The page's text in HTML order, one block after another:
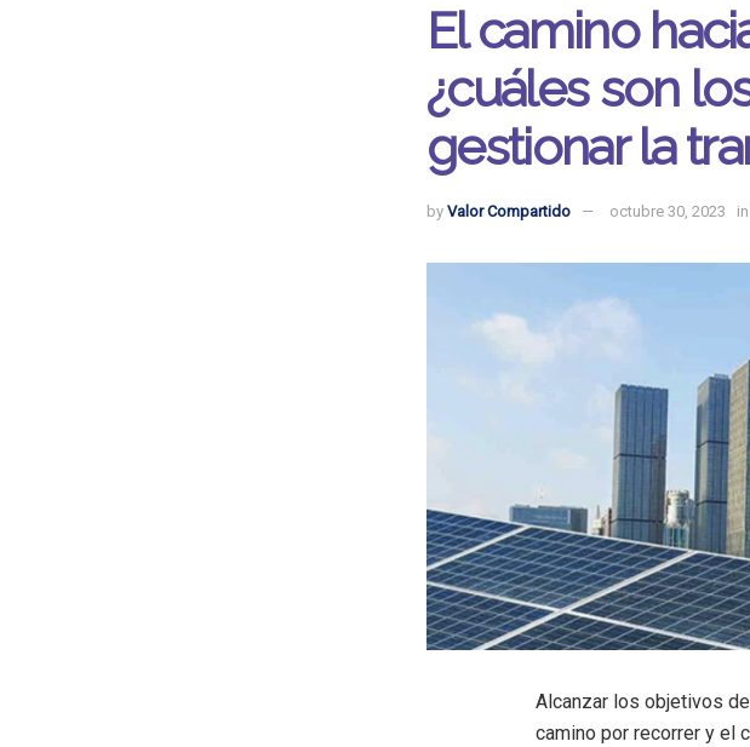
El camino
¿cuáles son
gestionar la
by Valor Compartido octubre 30, 2023 in
Alcanzar los objetivos
camino por recorrer y el